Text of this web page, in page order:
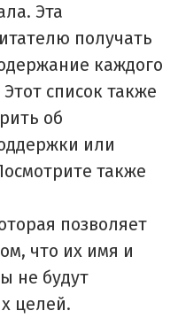
Эта
получать
каждого
список также
об
или
также
позволяет
что их имя и
не будут
целей.